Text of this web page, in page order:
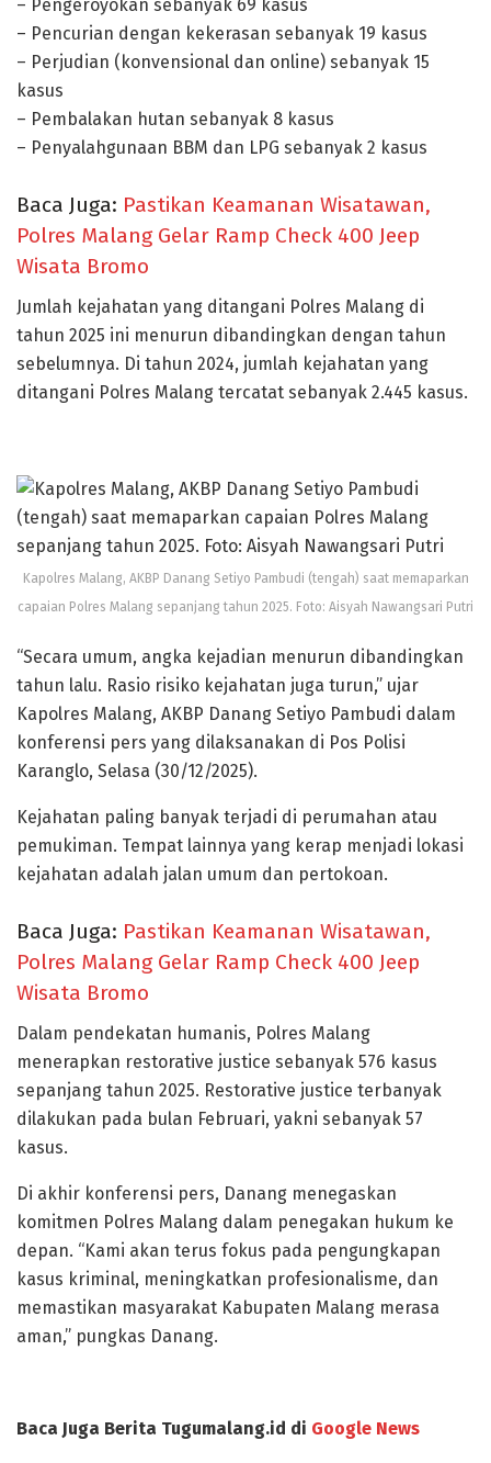
– Pengeroyokan sebanyak 69 kasus
– Pencurian dengan kekerasan sebanyak 19 kasus
– Perjudian (konvensional dan online) sebanyak 15
kasus
– Pembalakan hutan sebanyak 8 kasus
– Penyalahgunaan BBM dan LPG sebanyak 2 kasus
Baca Juga: Pastikan Keamanan Wisatawan,
Polres Malang Gelar Ramp Check 400 Jeep
Wisata Bromo
Jumlah kejahatan yang ditangani Polres Malang di
tahun 2025 ini menurun dibandingkan dengan tahun
sebelumnya. Di tahun 2024, jumlah kejahatan yang
ditangani Polres Malang tercatat sebanyak 2.445 kasus.
Kapolres Malang, AKBP Danang Setiyo Pambudi (tengah) saat memaparkan
capaian Polres Malang sepanjang tahun 2025. Foto: Aisyah Nawangsari Putri
“Secara umum, angka kejadian menurun dibandingkan
tahun lalu. Rasio risiko kejahatan juga turun,” ujar
Kapolres Malang, AKBP Danang Setiyo Pambudi dalam
konferensi pers yang dilaksanakan di Pos Polisi
Karanglo, Selasa (30/12/2025).
Kejahatan paling banyak terjadi di perumahan atau
pemukiman. Tempat lainnya yang kerap menjadi lokasi
kejahatan adalah jalan umum dan pertokoan.
Baca Juga: Pastikan Keamanan Wisatawan,
Polres Malang Gelar Ramp Check 400 Jeep
Wisata Bromo
Dalam pendekatan humanis, Polres Malang
menerapkan restorative justice sebanyak 576 kasus
sepanjang tahun 2025. Restorative justice terbanyak
dilakukan pada bulan Februari, yakni sebanyak 57
kasus.
Di akhir konferensi pers, Danang menegaskan
komitmen Polres Malang dalam penegakan hukum ke
depan. “Kami akan terus fokus pada pengungkapan
kasus kriminal, meningkatkan profesionalisme, dan
memastikan masyarakat Kabupaten Malang merasa
aman,” pungkas Danang.
Baca Juga Berita Tugumalang.id di Google News